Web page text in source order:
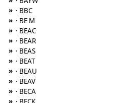
» · BBC
» · BE M
» · BEAC
» · BEAR
» · BEAS
» · BEAT
» · BEAU
» · BEAV
» · BECA
»